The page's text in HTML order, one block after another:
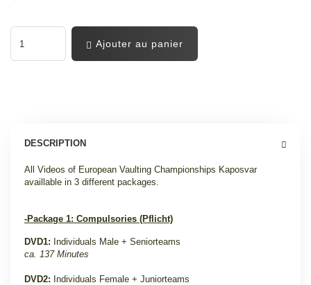
Ajouter au panier
DESCRIPTION
All Videos of European Vaulting Championships Kaposvar
availlable in 3 different packages.
-Package 1: Compulsories (Pflicht)
DVD1: Individuals Male + Seniorteams
ca. 137 Minutes
DVD2: Individuals Female + Juniorteams